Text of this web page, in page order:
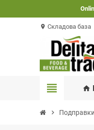
location_on Складова база
view_headline home
chevron_right Подправки